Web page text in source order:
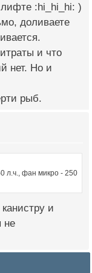
лифте :hi_hi_hi: )
доливаете
и что
нет. Но и
рыб.
л.ч., фан микро - 250
и
не